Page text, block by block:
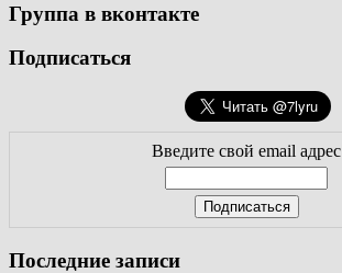
Группа в вконтакте
Подписаться
Введите свой email адрес
Последние записи